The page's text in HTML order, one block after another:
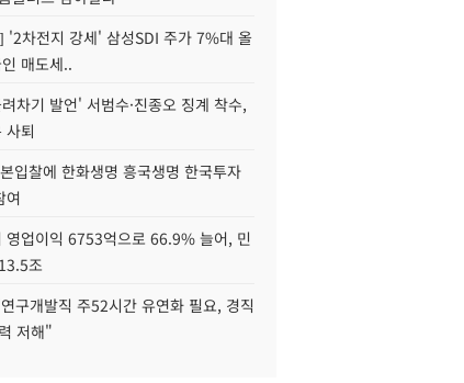
'2차전지 강세' 삼성SDI 주가 7%대 올
매도세..
차기 발언' 서범수·진종오 징계 착수,
사퇴
입찰에 한화생명 흥국생명 한국투자
여
영업이익 6753억으로 66.9% 늘어, 민
조
구개발직 주52시간 유연화 필요, 경직
저해"